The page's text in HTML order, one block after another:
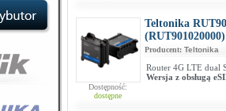
Dostępność:
dostępne
Teltonika
(RUT901020000)
Producent: Teltonika
Router 4G LTE dual
Wersja z obsługą